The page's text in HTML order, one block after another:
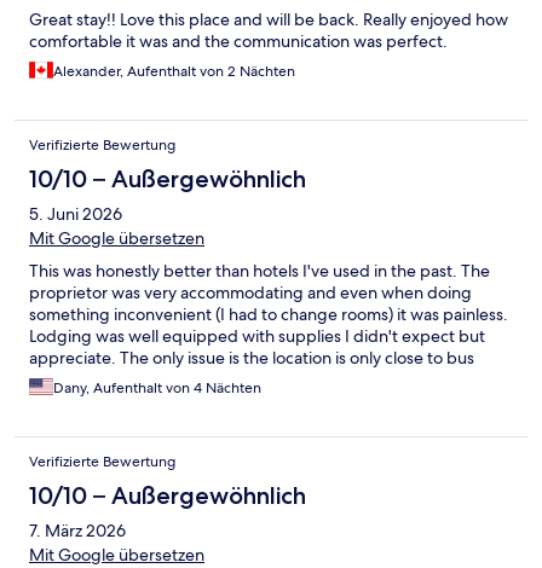
Great stay!! Love this place and will be back. Really enjoyed how
comfortable it was and the communication was perfect.
Alexander, Aufenthalt von 2 Nächten
Verifizierte Bewertung
10/10 – Außergewöhnlich
5. Juni 2026
Mit Google übersetzen
This was honestly better than hotels I've used in the past. The
proprietor was very accommodating and even when doing
something inconvenient (I had to change rooms) it was painless.
Lodging was well equipped with supplies I didn't expect but
appreciate. The only issue is the location is only close to bus
stops and none of the sky trains.
Dany, Aufenthalt von 4 Nächten
Verifizierte Bewertung
10/10 – Außergewöhnlich
7. März 2026
Mit Google übersetzen